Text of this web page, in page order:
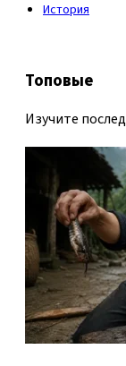
История
Топовые
Изучите